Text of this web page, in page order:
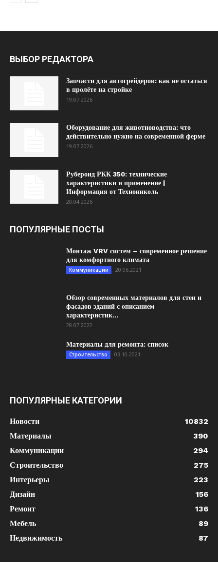
ВЫБОР РЕДАКТОРА
Запчасти для автогрейдеров: как не остаться
в пролёте на стройке
19.07.2026
Оборудование для животноводства: что
действительно нужно на современной ферме
19.07.2026
Рубероид РКК 350: технические
характеристики и применение |
Информация от Технониколь
20.04.2026
ПОПУЛЯРНЫЕ ПОСТЫ
Монтаж VRV систем – современное решение
для комфортного климата
Коммуникации 20.06.2021
Обзор современных материалов для стен и
фасадов зданий с описанием
характеристик...
28.07.2022
Материалы для ремонта: список
Строительство 03.10.2021
ПОПУЛЯРНЫЕ КАТЕГОРИИ
Новости
10832
Материалы
390
Коммуникации
294
Строительство
275
Интерьеры
223
Дизайн
156
Ремонт
136
Мебель
89
Недвижимость
87